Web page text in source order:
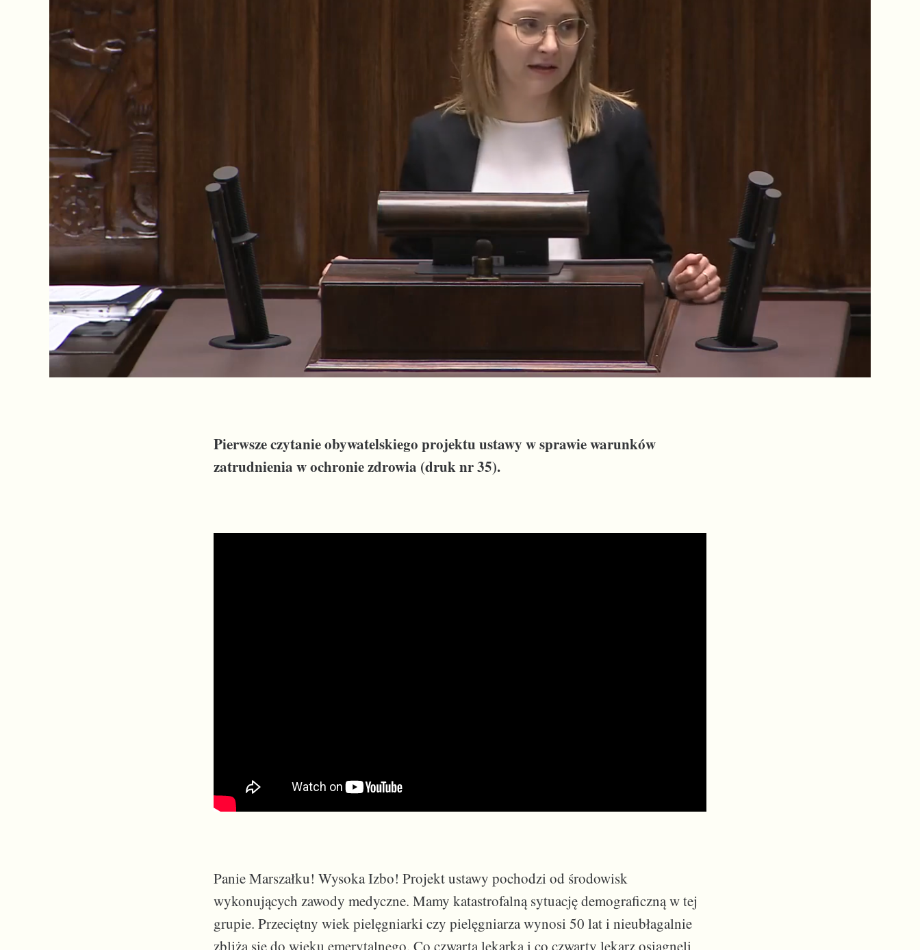
Pierwsze czytanie obywatelskiego projektu ustawy w sprawie warunków
zatrudnienia w ochronie zdrowia (druk nr 35).
Panie Marszałku! Wysoka Izbo! Projekt ustawy pochodzi od środowisk
wykonujących zawody medyczne. Mamy katastrofalną sytuację demograficzną w tej
grupie. Przeciętny wiek pielęgniarki czy pielęgniarza wynosi 50 lat i nieubłagalnie
zbliża się do wieku emerytalnego. Co czwarta lekarka i co czwarty lekarz osiągnęli